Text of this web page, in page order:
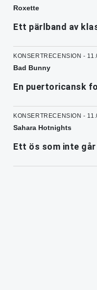
Roxette
Ett pärlband av
KONSERTRECENSION -
Bad Bunny
En puertoricansk
KONSERTRECENSION -
Sahara Hotnights
Ett ös som inte